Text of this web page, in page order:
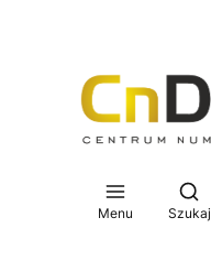
Menu Szukaj